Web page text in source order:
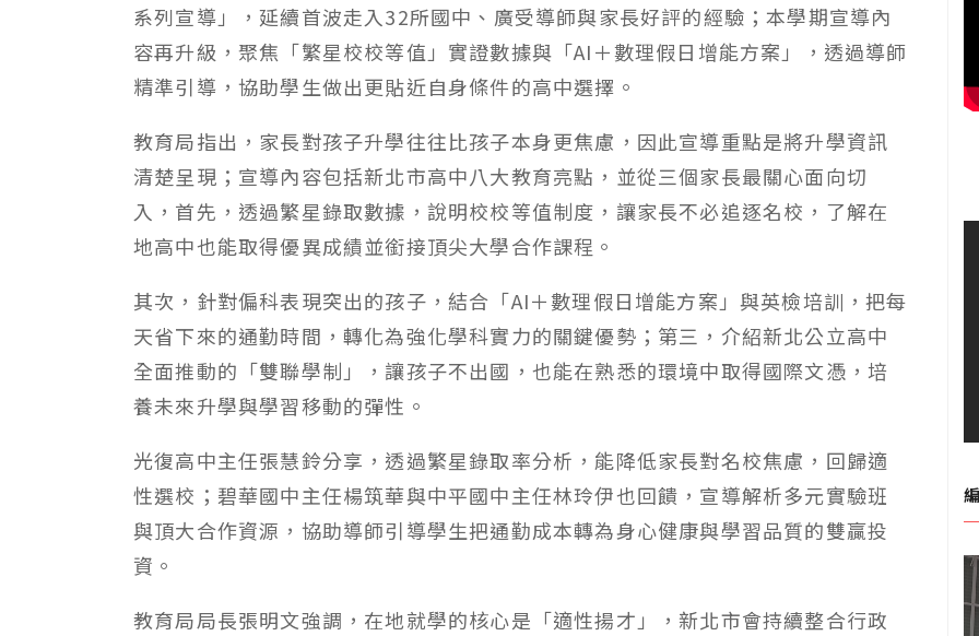
系列宣導」，延續首波走入32所國中、廣受導師與家長好評的經驗；本學期宣導內
容再升級，聚焦「繁星校校等值」實證數據與「AI＋數理假日增能方案」，透過導師
精準引導，協助學生做出更貼近自身條件的高中選擇。
教育局指出，家長對孩子升學往往比孩子本身更焦慮，因此宣導重點是將升學資訊
清楚呈現；宣導內容包括新北市高中八大教育亮點，並從三個家長最關心面向切
入，首先，透過繁星錄取數據，說明校校等值制度，讓家長不必追逐名校，了解在
地高中也能取得優異成績並銜接頂尖大學合作課程。
其次，針對偏科表現突出的孩子，結合「AI＋數理假日增能方案」與英檢培訓，把每
天省下來的通勤時間，轉化為強化學科實力的關鍵優勢；第三，介紹新北公立高中
全面推動的「雙聯學制」，讓孩子不出國，也能在熟悉的環境中取得國際文憑，培
養未來升學與學習移動的彈性。
光復高中主任張慧鈴分享，透過繁星錄取率分析，能降低家長對名校焦慮，回歸適
性選校；碧華國中主任楊筑華與中平國中主任林玲伊也回饋，宣導解析多元實驗班
與頂大合作資源，協助導師引導學生把通勤成本轉為身心健康與學習品質的雙贏投
資。
教育局局長張明文強調，在地就學的核心是「適性揚才」，新北市會持續整合行政